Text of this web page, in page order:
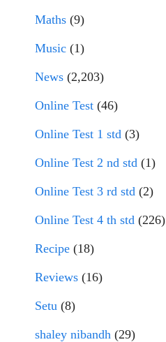
Maths (9)
Music (1)
News (2,203)
Online Test (46)
Online Test 1 std (3)
Online Test 2 nd std (1)
Online Test 3 rd std (2)
Online Test 4 th std (226)
Recipe (18)
Reviews (16)
Setu (8)
shaley nibandh (29)